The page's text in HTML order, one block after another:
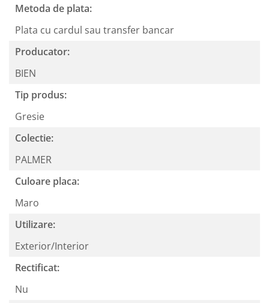
Metoda de plata:
Plata cu cardul sau transfer bancar
Producator:
BIEN
Tip produs:
Gresie
Colectie:
PALMER
Culoare placa:
Maro
Utilizare:
Exterior/Interior
Rectificat:
Nu